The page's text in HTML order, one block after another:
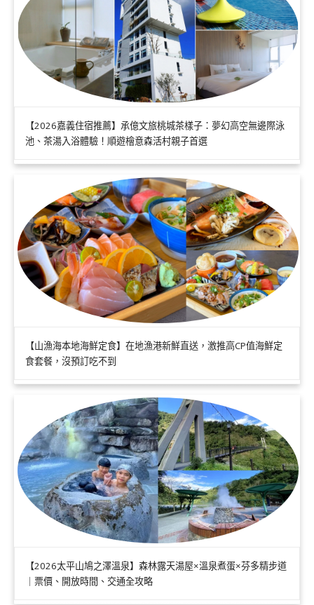
【2026嘉義住宿推薦】承億文旅桃城茶樣子：夢幻高空無邊際泳
池、茶湯入浴體驗！順遊檜意森活村親子首選
【山漁海本地海鮮定食】在地漁港新鮮直送，激推高CP值海鮮定
食套餐，沒預訂吃不到
【2026太平山鳩之澤溫泉】森林露天湯屋×溫泉煮蛋×芬多精步道
｜票價、開放時間、交通全攻略